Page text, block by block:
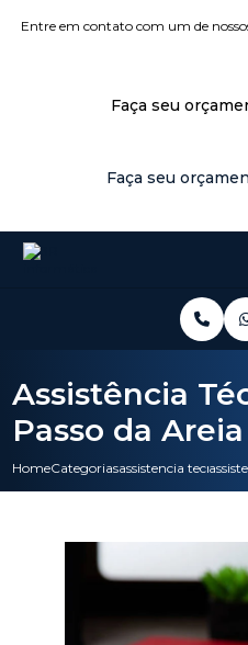
Entre em contato com um de
Faça seu
Faça seu
HomeCategoriasassistencia tecnica
Assistência
Passo da Areia